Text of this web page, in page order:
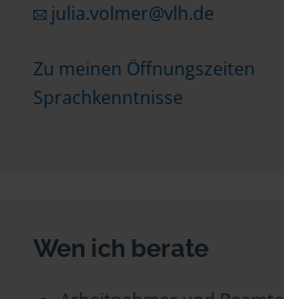
julia.volmer@vlh.de
Zu meinen Öffnungszeiten
Sprachkenntnisse
Wen ich berate